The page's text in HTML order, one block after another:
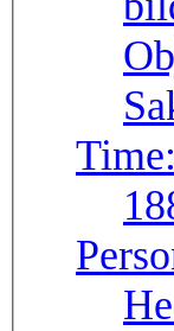
Time: